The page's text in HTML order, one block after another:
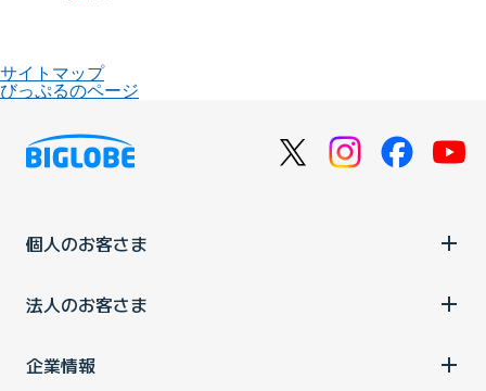
サイトマップ
びっぷるのページ
個人のお客さま
法人のお客さま
企業情報